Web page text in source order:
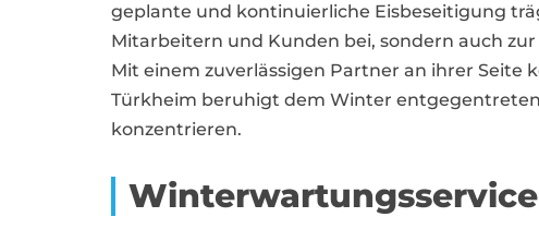
geplante und kontinuierliche Eisbeseitigung
Mitarbeitern und Kunden bei, sondern auch
Mit einem zuverlässigen Partner an ihrer Seite
Türkheim beruhigt dem Winter
konzentrieren.